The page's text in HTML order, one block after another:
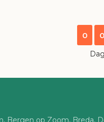
0 0
Bergen op Zoom, Breda,